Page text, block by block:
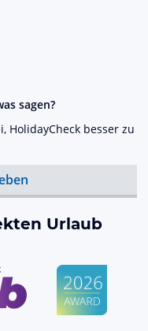
sagen?
HolidayCheck besser zu
Urlaub